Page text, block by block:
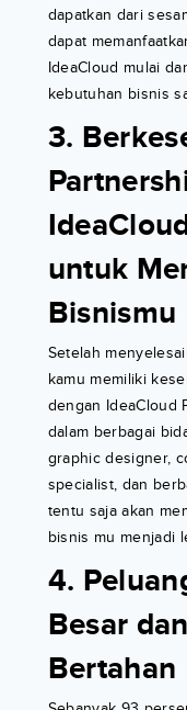
dapatkan dari
dapat
IdeaCloud mulai
kebutuhan bisnis
3.
untuk
Bisnismu
Setelah
kamu memiliki
dengan IdeaCloud
dalam berbagai
graphic designer,
specialist, dan
tentu saja akan
bisnis mu menjadi
4.
Besar
Bertahan